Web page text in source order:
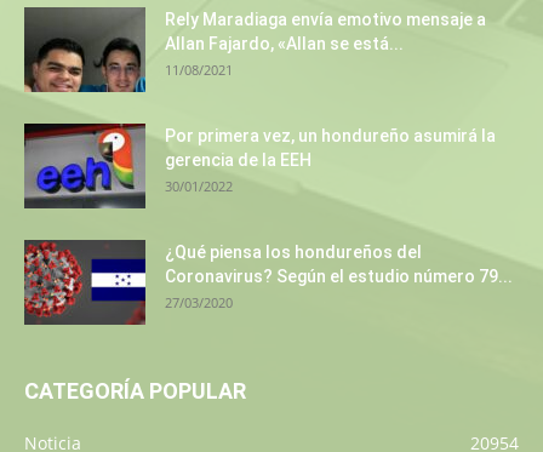
Rely Maradiaga envía emotivo mensaje a
Allan Fajardo, «Allan se está...
11/08/2021
Por primera vez, un hondureño asumirá la
gerencia de la EEH
30/01/2022
¿Qué piensa los hondureños del
Coronavirus? Según el estudio número 79...
27/03/2020
CATEGORÍA POPULAR
Noticia
20954